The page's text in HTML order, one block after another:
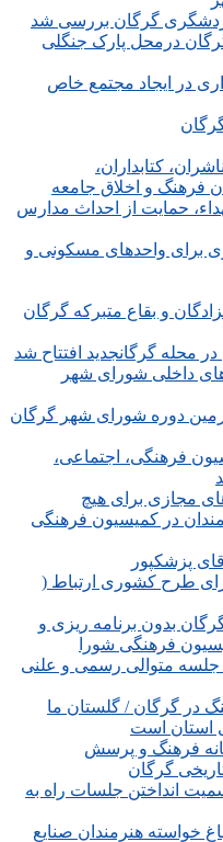
گرگان بررسی شد
گرگان درمحل پارک جنگلی
در ایجاد مجتمع خاص
کتابداران،
فرهنگ و اخلاق جامعه
حمایت از احداث مدارس
واحدهای مسکونی و
و بقاع متبرکه گرگان
محله گرگانجدید افتتاح شد
داخلی شورای شهر
دوره شورای شهر گرگان
فرهنگی، اجتماعی،
مجازی برای هیچ
در کمیسیون فرهنگی
پزشکپور
طرح کشوری ارتباط (
بدون برنامه ریزی و
فرهنگی شورا
متوالی رسمی و علنی
در گرگان / گلستان ما
استان است
فرهنگ و پرسش
گرگان
انداختن جلسات راه به
خواسته هنرمندان صنایع